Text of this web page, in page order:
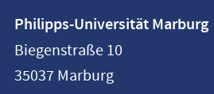
Philipps-
Universität
Marburg
Philipps-Universität Marburg
Biegenstraße 10
35037 Marburg